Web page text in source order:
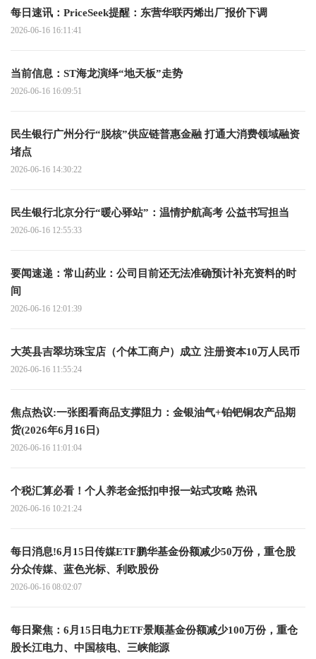
每日速讯：PriceSeek提醒：东营华联丙烯出厂报价下调
2026-06-16 16:11:41
当前信息：ST海龙演绎“地天板”走势
2026-06-16 16:09:51
民生银行广州分行“脱核”供应链普惠金融 打通大消费领域融资
堵点
2026-06-16 14:30:22
民生银行北京分行“暖心驿站”：温情护航高考 公益书写担当
2026-06-16 12:55:33
要闻速递：常山药业：公司目前还无法准确预计补充资料的时
间
2026-06-16 12:01:39
大英县吉翠坊珠宝店（个体工商户）成立 注册资本10万人民币
2026-06-16 11:55:24
焦点热议:一张图看商品支撑阻力：金银油气+铂钯铜农产品期
货(2026年6月16日)
2026-06-16 11:01:04
个税汇算必看！个人养老金抵扣申报一站式攻略 热讯
2026-06-16 10:21:24
每日消息!6月15日传媒ETF鹏华基金份额减少50万份，重仓股
分众传媒、蓝色光标、利欧股份
2026-06-16 08:02:07
每日聚焦：6月15日电力ETF景顺基金份额减少100万份，重仓
股长江电力、中国核电、三峡能源